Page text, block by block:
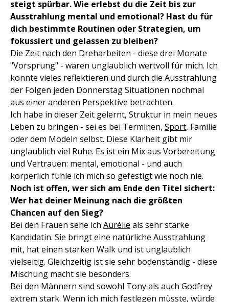
steigt spürbar. Wie erlebst du die Zeit bis zur
Ausstrahlung mental und emotional? Hast du für
dich bestimmte Routinen oder Strategien, um
fokussiert und gelassen zu bleiben?
Die Zeit nach den Dreharbeiten - diese drei Monate
"Vorsprung" - waren unglaublich wertvoll für mich. Ich
konnte vieles reflektieren und durch die Ausstrahlung
der Folgen jeden Donnerstag Situationen nochmal
aus einer anderen Perspektive betrachten.
Ich habe in dieser Zeit gelernt, Struktur in mein neues
Leben zu bringen - sei es bei Terminen, Sport, Familie
oder dem Modeln selbst. Diese Klarheit gibt mir
unglaublich viel Ruhe. Es ist ein Mix aus Vorbereitung
und Vertrauen: mental, emotional - und auch
körperlich fühle ich mich so gefestigt wie noch nie.
Noch ist offen, wer sich am Ende den Titel sichert:
Wer hat deiner Meinung nach die größten
Chancen auf den Sieg?
Bei den Frauen sehe ich Aurélie als sehr starke
Kandidatin. Sie bringt eine natürliche Ausstrahlung
mit, hat einen starken Walk und ist unglaublich
vielseitig. Gleichzeitig ist sie sehr bodenständig - diese
Mischung macht sie besonders.
Bei den Männern sind sowohl Tony als auch Godfrey
extrem stark. Wenn ich mich festlegen müsste, würde